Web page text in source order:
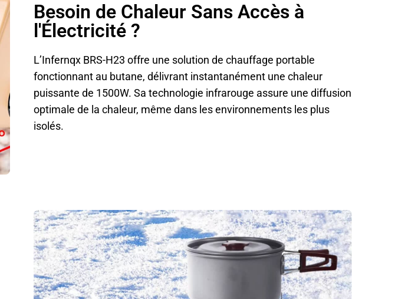
Besoin de Chaleur Sans Accès à
l'Électricité ?
L’Infernqx BRS-H23 offre une solution de chauffage portable
fonctionnant au butane, délivrant instantanément une chaleur
puissante de 1500W. Sa technologie infrarouge assure une diffusion
optimale de la chaleur, même dans les environnements les plus
isolés.